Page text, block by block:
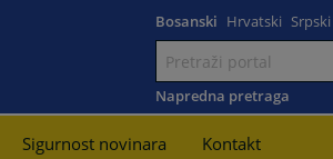
sadržaj
Bosanski Hrvatski Srpski
Napredna pretraga
Sigurnost novinara Kontakt